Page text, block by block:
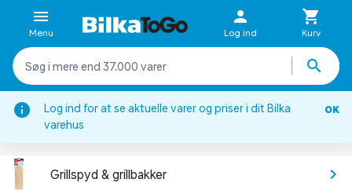
Log ind for at se aktuelle varer og priser i dit Bilka
varehus
OK
Menu Log ind Kurv
Grill & Grilltilbehør
GRILLTILBEHØR
Grillspyd & grillbakker